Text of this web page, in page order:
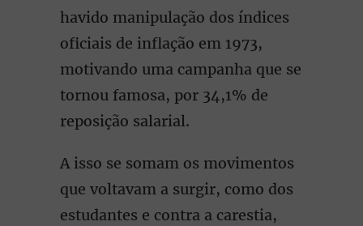
havido manipulação dos índices
oficiais de inflação em 1973,
motivando uma campanha que se
tornou famosa, por 34,1% de
reposição salarial.
A isso se somam os movimentos
que voltavam a surgir, como dos
estudantes e contra a carestia,